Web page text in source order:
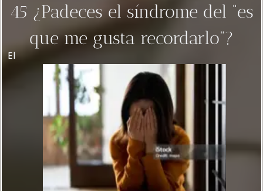
45 ¿Padeces el síndrome del “es
que me gusta recordarlo”?
El